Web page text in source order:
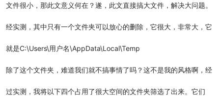
文件很小，那此文意义何在？遂，此文直接搞大文件，解决大问题。
经实测，其中只有一个文件夹可以放心的删除，它很大，非常大，它
就是C:\Users\用户名\AppData\Local\Temp
除了这个文件夹，难道我们就不搞事情了吗？这不是我的风格啊，经
过实测，我将以下四个占用了很大空间的文件夹筛选了出来。它们